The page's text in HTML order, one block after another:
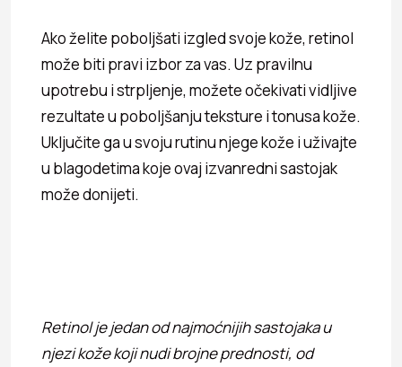
Ako želite poboljšati izgled svoje kože, retinol
može biti pravi izbor za vas. Uz pravilnu
upotrebu i strpljenje, možete očekivati vidljive
rezultate u poboljšanju teksture i tonusa kože.
Uključite ga u svoju rutinu njege kože i uživajte
u blagodetima koje ovaj izvanredni sastojak
može donijeti.
Retinol je jedan od najmoćnijih sastojaka u
njezi kože koji nudi brojne prednosti, od